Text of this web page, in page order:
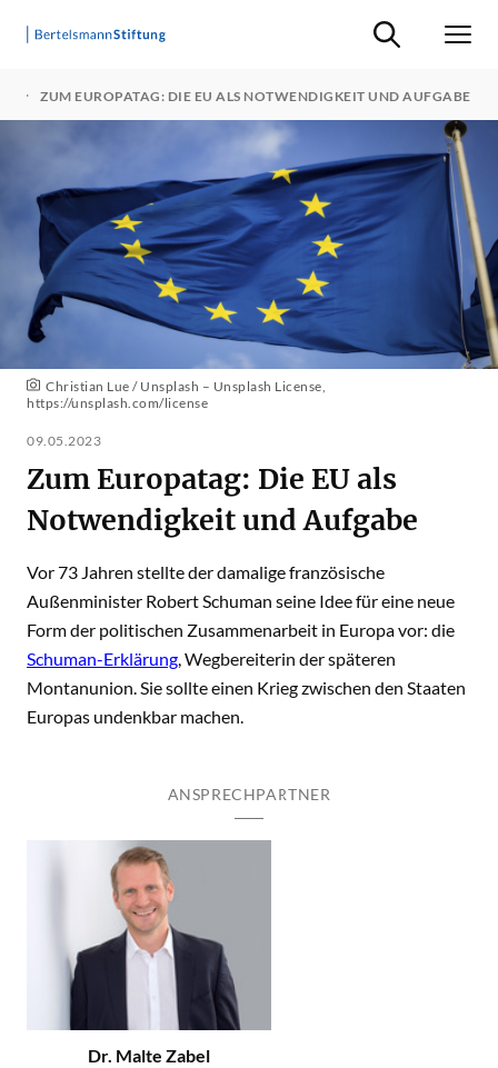
Suche ein-/
ZUM EUROPATAG: DIE EU ALS NOTWENDIGKEIT UND AUFGABE
Christian Lue / Unsplash – Unsplash License,
https://unsplash.com/license
09.05.2023
Zum Europatag: Die EU als
Notwendigkeit und Aufgabe
Vor 73 Jahren stellte der damalige französische
Außenminister Robert Schuman seine Idee für eine neue
Form der politischen Zusammenarbeit in Europa vor: die
Schuman-Erklärung, Wegbereiterin der späteren
Montanunion. Sie sollte einen Krieg zwischen den Staaten
Europas undenkbar machen.
ANSPRECHPARTNER
Dr. Malte Zabel